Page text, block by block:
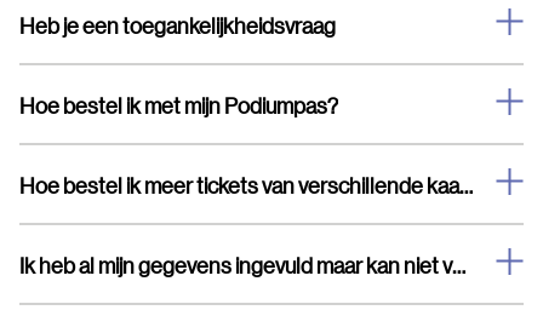
Heb je een toegankelijkheidsvraag
Hoe bestel ik met mijn Podiumpas?
Hoe bestel ik meer tickets van verschillende kaartsoorten
Ik heb al mijn gegevens ingevuld maar kan niet verder